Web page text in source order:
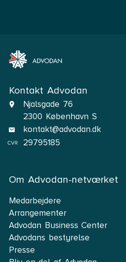
Kontakt Advodan
Njalsgade 76
2300 København S
kontakt@advodan.dk
29795185
Om Advodan-netværket
Medarbejdere
Arrangementer
Advodan Business Center
Advodans bestyrelse
Presse